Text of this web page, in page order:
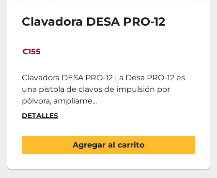
Clavadora DESA PRO-12
€155
Clavadora DESA PRO-12 La Desa PRO-12 es
una pistola de clavos de impulsión por
pólvora, ampliame...
DETALLES
Agregar al carrito